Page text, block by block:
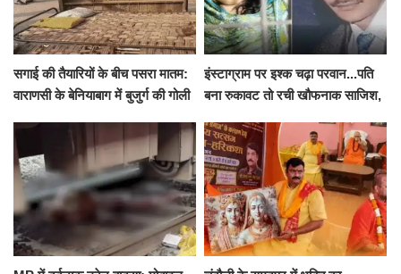
सगाई की तैयारियों के बीच पसरा मातम:
वाराणसी के बेनियाबाग में बुजुर्ग की गोली
इंस्टाग्राम पर इश्क चढ़ा परवान...पति
बना रुकावट तो रची खौफनाक साजिश,
के घाट